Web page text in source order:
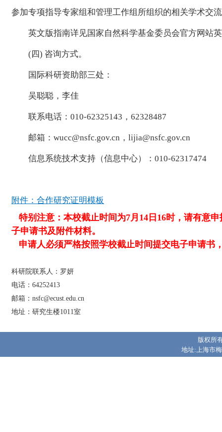
参加专项指导专家组和管理工作组所组织的相关学术交
英文版指南详见国家自然科学基金委员会官方网站
(四) 咨询方式。
国际科研资助部三处：
吴聪聪，李佳
联系电话：010-62325143，62328487
邮箱：wucc@nsfc.gov.cn，lijia@nsfc.gov.cn
信息系统技术支持（信息中心）：010-62317474
附件：合作研究证明模板
特别注意： 本校截止时间为7月14日16时， 请有意申
子申请书及附件材料。
申请人必须严格按照学校截止时间提交电子申请书
科研院联系人：罗妍
电话：64252413
邮箱：nsfc@ecust.edu.cn
地址：研究生楼1011室
版权所
地址:上海市